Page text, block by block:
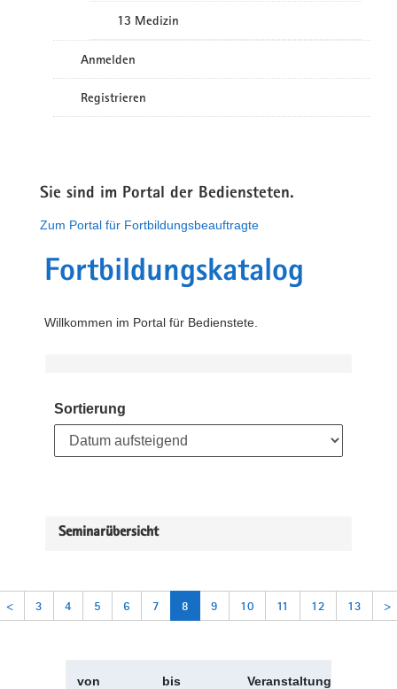
13 Medizin
Anmelden
Registrieren
Sie sind im Portal der Bediensteten.
Zum Portal für Fortbildungsbeauftragte
Fortbildungskatalog
Willkommen im Portal für Bedienstete.
Sortierung
Seminarübersicht
< 3 4 5 6 7 8 9 10 11 12 13 >
von bis Veranstaltungskürzel